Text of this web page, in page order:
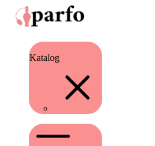
Katalog